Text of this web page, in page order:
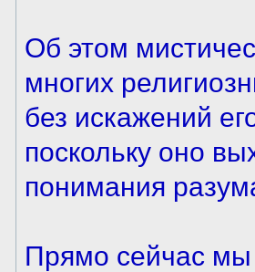
Об этом
многих
без искажений
поскольку оно
понимания
Прямо сейчас